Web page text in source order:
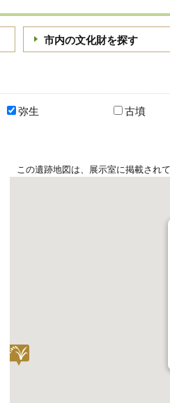
市内の文化財を探す
弥生 古墳
この遺跡地図は、展示室に掲載され